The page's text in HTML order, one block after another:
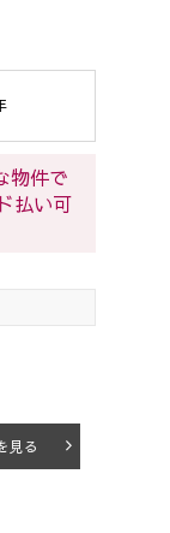
物件で
払い可
見る